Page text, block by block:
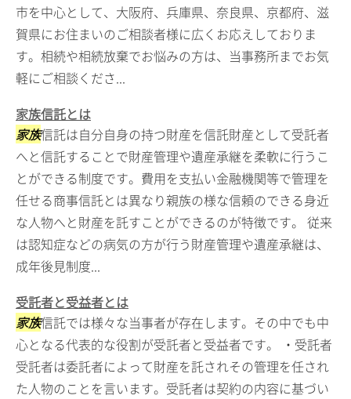
市を中心として、大阪府、兵庫県、奈良県、京都府、滋
賀県にお住まいのご相談者様に広くお応えしておりま
す。相続や相続放棄でお悩みの方は、当事務所までお気
軽にご相談くださ...
家族信託とは
家族信託は自分自身の持つ財産を信託財産として受託者
へと信託することで財産管理や遺産承継を柔軟に行うこ
とができる制度です。費用を支払い金融機関等で管理を
任せる商事信託とは異なり親族の様な信頼のできる身近
な人物へと財産を託すことができるのが特徴です。 従来
は認知症などの病気の方が行う財産管理や遺産承継は、
成年後見制度...
受託者と受益者とは
家族信託では様々な当事者が存在します。その中でも中
心となる代表的な役割が受託者と受益者です。 ・受託者
受託者は委託者によって財産を託されその管理を任され
た人物のことを言います。受託者は契約の内容に基づい